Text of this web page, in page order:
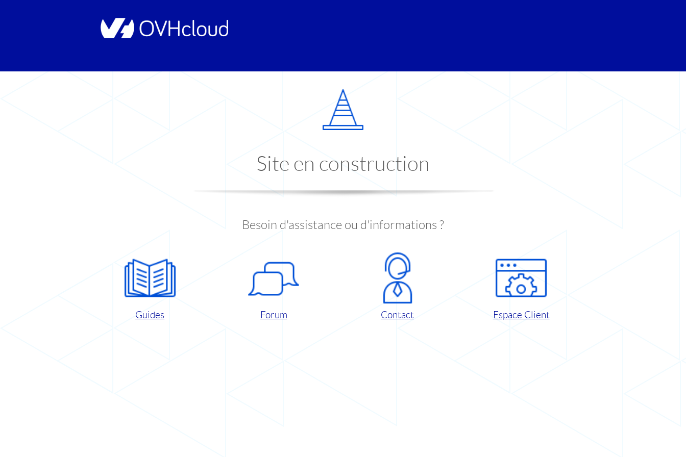
Site en construction
Besoin d'assistance ou d'informations ?
Guides Forum Contact Espace Client